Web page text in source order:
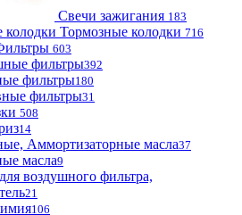
Свечи зажигания 183
Тормозные колодки 716
603
фильтры392
фильтры180
фильтры31
508
14
Аммортизаторные масла37
масла9
воздушного фильтра,
21
106